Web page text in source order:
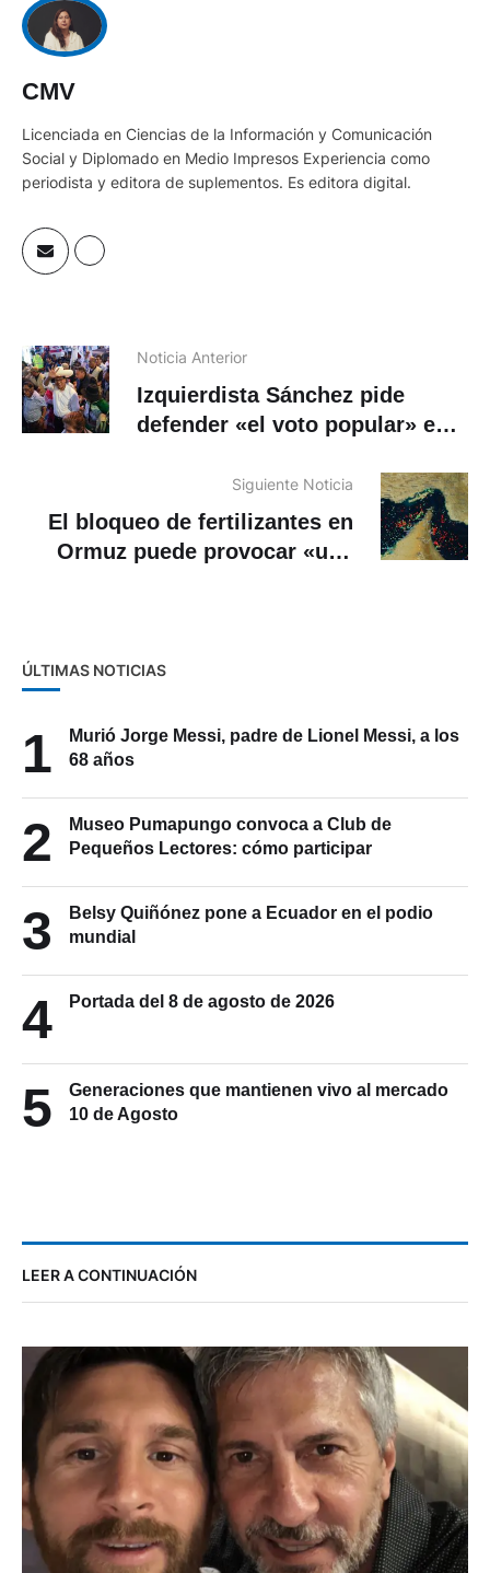
CMV
Licenciada en Ciencias de la Información y Comunicación
Social y Diplomado en Medio Impresos Experiencia como
periodista y editora de suplementos. Es editora digital.
Noticia Anterior
Izquierdista Sánchez pide
defender «el voto popular» en
Siguiente Noticia
El bloqueo de fertilizantes en
Ormuz puede provocar «una
ÚLTIMAS NOTICIAS
1
Murió Jorge Messi, padre de Lionel Messi, a los
68 años
2
Museo Pumapungo convoca a Club de
Pequeños Lectores: cómo participar
3
Belsy Quiñónez pone a Ecuador en el podio
mundial
4 Portada del 8 de agosto de 2026
5
Generaciones que mantienen vivo al mercado
10 de Agosto
LEER A CONTINUACIÓN